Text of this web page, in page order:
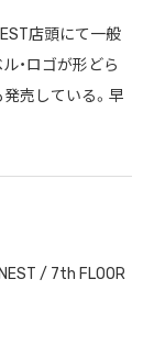
店頭にて一般
・ロゴが形どら
売している。早
/ 7th FLOOR